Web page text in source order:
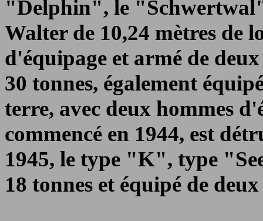
"Delphin", le
Walter de 10,24 mètres de
d'équipage et armé de
30 tonnes, également
terre, avec deux hommes
commencé en 1944, est
1945, le type "K", type
18 tonnes et équipé de